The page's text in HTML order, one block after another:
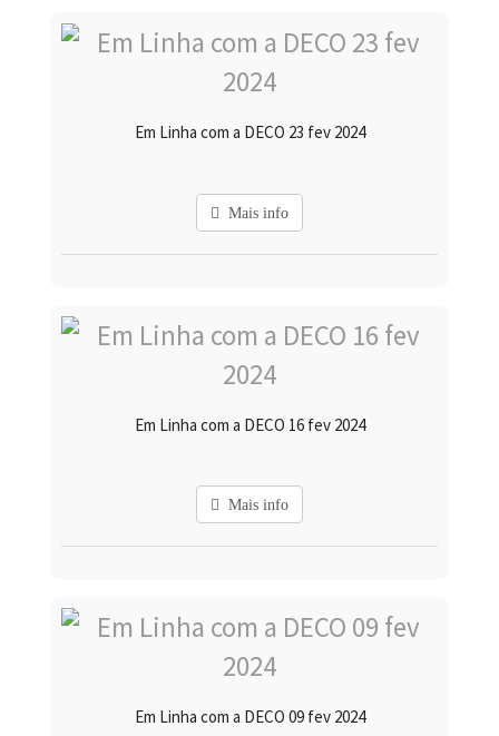
Em Linha com a DECO 23 fev 2024
Mais info
Em Linha com a DECO 16 fev 2024
Mais info
Em Linha com a DECO 09 fev 2024